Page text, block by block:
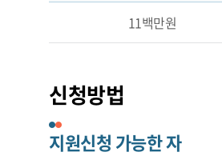
11백만원
신청방법
지원신청 가능한 자